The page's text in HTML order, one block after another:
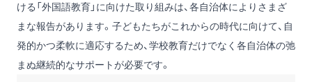
ける「外国語教育」に向けた取り組みは、各自治体によりさまざ
まな報告があります。子どもたちがこれからの時代に向けて、自
発的かつ柔軟に適応するため、学校教育だけでなく各自治体の弛
まぬ継続的なサポートが必要です。